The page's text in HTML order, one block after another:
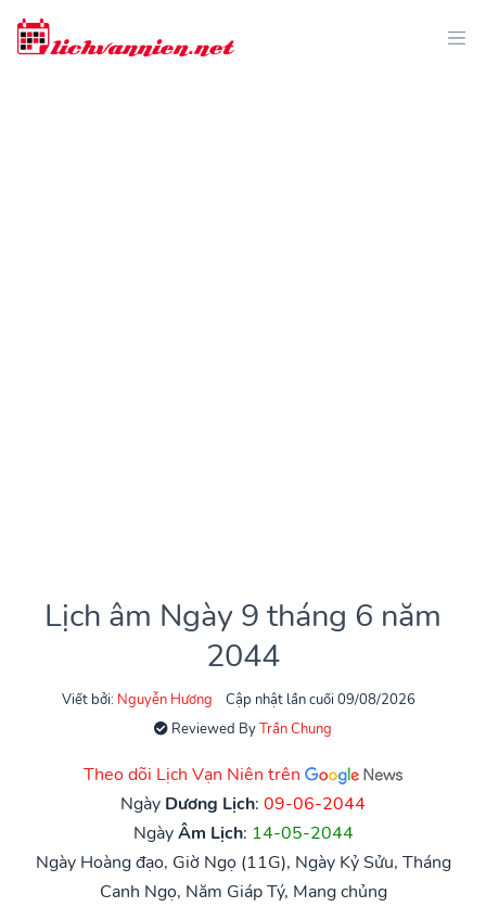
Lịch âm Ngày 9 tháng 6 năm
2044
Viết bởi: Nguyễn Hương
Cập nhật lần cuối 09/08/2026
Reviewed ByTrần Chung
Theo dõi Lịch Vạn Niên trên
Ngày Dương Lịch: 09-06-2044
NgàyÂm Lịch: 14-05-2044
Ngày Hoàng đạo, Giờ Ngọ (11G), Ngày Kỷ Sửu, Tháng
Canh Ngọ, Năm Giáp Tý, Mang chủng